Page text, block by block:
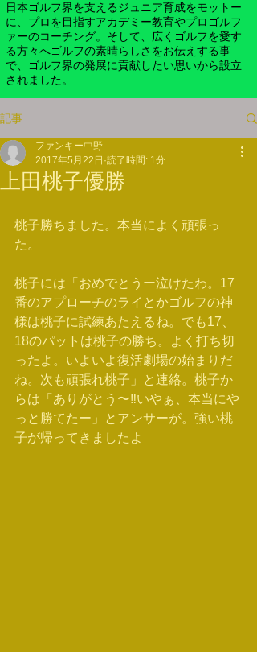
日本ゴルフ界を支えるジュニア育成をモットー
に、プロを目指すアカデミー教育やプロゴルフ
ァーのコーチング。そして、広くゴルフを愛す
る方々へゴルフの素晴らしさをお伝えする事
で、ゴルフ界の発展に貢献したい思いから設立
されました。
記事
上田桃子優勝
ファンキー中野
2017年5月22日 読了時間: 1分
桃子勝ちました。本当によく頑張っ
た。
桃子には「おめでとうー泣けたわ。17
番のアプローチのライとかゴルフの神
様は桃子に試練あたえるね。でも17、
18のパットは桃子の勝ち。よく打ち切
ったよ。いよいよ復活劇場の始まりだ
ね。次も頑張れ桃子」と連絡。桃子か
らは「ありがとう〜‼️いやぁ、本当にや
っと勝てたー」とアンサーが。強い桃
子が帰ってきましたよ